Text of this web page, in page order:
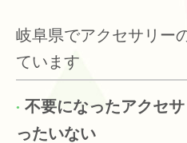
岐阜県でアクセサリー
ています
不要になったアクセ
ったいない